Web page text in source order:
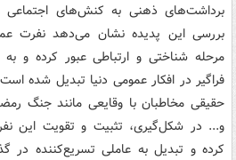
برداشت‌های ذهنی به کنش‌های
بررسی این پدیده نشان می‌دهد نفرت
مرحله شناختی و ارتباطی عبور کرده و
فراگیر در افکار عمومی دنیا تبدیل شده
حقیقی مخاطبان با وقایعی مانند جنگ
و... در شکل‌گیری، تثبیت و تقویت این
کرده و تبدیل به عاملی تسریع‌کننده در